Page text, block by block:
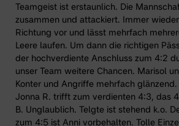
Teamgeist ist erstaunlich. Die
zusammen und attackiert. Immer
Richtung vor und lässt mehrfach
Leere laufen. Um dann die richtigen
der hochverdiente Anschluss zum 4:2
unser Team weitere Chancen. Marisol
Konter und Angriffe mehrfach glänzend.
Jonna R. trifft zum verdienten 4:3, das
B. Unglaublich. Telgte ist stehend k.o.
zum 4:5 ist Anni vorbehalten. Tolle